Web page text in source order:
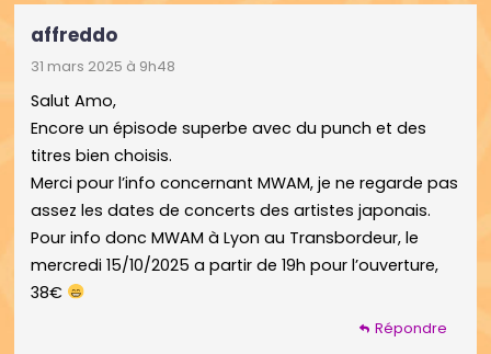
affreddo
31 mars 2025 à 9h48
Salut Amo,
Encore un épisode superbe avec du punch et des
titres bien choisis.
Merci pour l’info concernant MWAM, je ne regarde pas
assez les dates de concerts des artistes japonais.
Pour info donc MWAM à Lyon au Transbordeur, le
mercredi 15/10/2025 a partir de 19h pour l’ouverture,
38€
Répondre